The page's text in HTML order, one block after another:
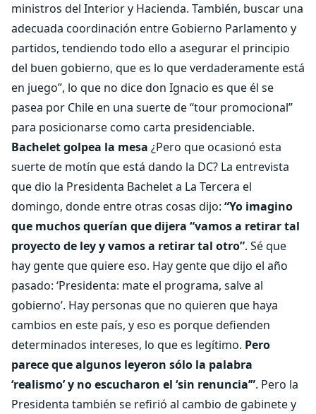
ministros del Interior y Hacienda. También, buscar una
adecuada coordinación entre Gobierno Parlamento y
partidos, tendiendo todo ello a asegurar el principio
del buen gobierno, que es lo que verdaderamente está
en juego”, lo que no dice don Ignacio es que él se
pasea por Chile en una suerte de “tour promocional”
para posicionarse como carta presidenciable.
Bachelet golpea la mesa ¿Pero que ocasionó esta
suerte de motín que está dando la DC? La entrevista
que dio la Presidenta Bachelet a La Tercera el
domingo, donde entre otras cosas dijo: “Yo imagino
que muchos querían que dijera “vamos a retirar tal
proyecto de ley y vamos a retirar tal otro”. Sé que
hay gente que quiere eso. Hay gente que dijo el año
pasado: ‘Presidenta: mate el programa, salve al
gobierno’. Hay personas que no quieren que haya
cambios en este país, y eso es porque defienden
determinados intereses, lo que es legítimo. Pero
parece que algunos leyeron sólo la palabra
‘realismo’ y no escucharon el ‘sin renuncia’”. Pero la
Presidenta también se refirió al cambio de gabinete y